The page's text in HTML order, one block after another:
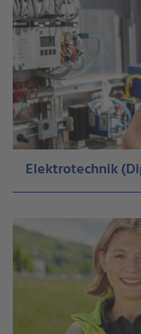
Elektrotechnik